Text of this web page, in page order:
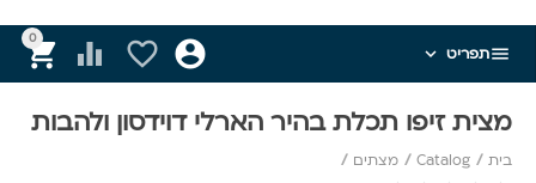
0
 
  תפריט 
מצית זיפו תכלת בהיר הארלי דוידסון ולהבות
בית /
Catalog
/ מצתים /